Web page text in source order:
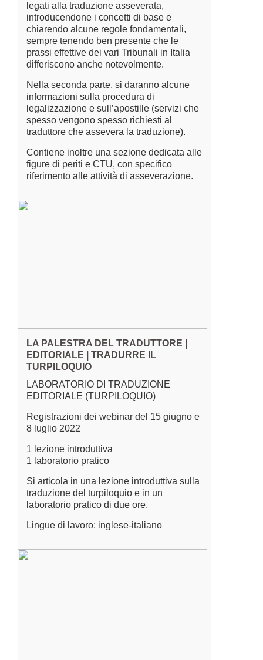
legati alla traduzione asseverata,
introducendone i concetti di base e
chiarendo alcune regole fondamentali,
sempre tenendo ben presente che le
prassi effettive dei vari Tribunali in Italia
differiscono anche notevolmente.
Nella seconda parte, si daranno alcune
informazioni sulla procedura di
legalizzazione e sull’apostille (servizi che
spesso vengono spesso richiesti al
traduttore che assevera la traduzione).
Contiene inoltre una sezione dedicata alle
figure di periti e CTU, con specifico
riferimento alle attività di asseverazione.
LA PALESTRA DEL TRADUTTORE |
EDITORIALE | TRADURRE IL
TURPILOQUIO
LABORATORIO DI TRADUZIONE
EDITORIALE (TURPILOQUIO)
Registrazioni dei webinar del 15 giugno e
8 luglio 2022
1 lezione introduttiva
1 laboratorio pratico
Si articola in una lezione introduttiva sulla
traduzione del turpiloquio e in un
laboratorio pratico di due ore.
Lingue di lavoro: inglese-italiano